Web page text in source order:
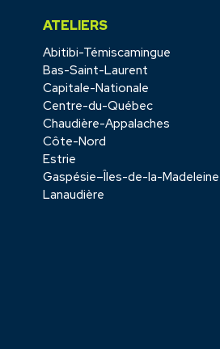
ATELIERS
Abitibi-Témiscamingue
Bas-Saint-Laurent
Capitale-Nationale
Centre-du-Québec
Chaudière-Appalaches
Côte-Nord
Estrie
Gaspésie–Îles-de-la-Madeleine
Lanaudière